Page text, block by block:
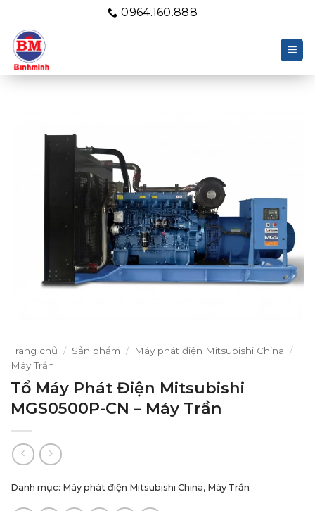
qua
nội
dung
0964.160.888
Trang chủ / Sản phẩm / Máy phát điện Mitsubishi China /
Máy Trần
Tổ Máy Phát Điện Mitsubishi
MGS0500P-CN – Máy Trần
Danh mục: Máy phát điện Mitsubishi China, Máy Trần